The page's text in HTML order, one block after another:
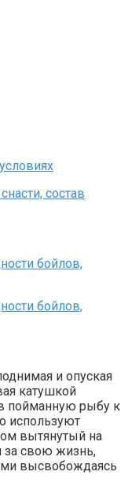
и опуская
катушкой
пойманную рыбу к
используют
вытянутый на
за свою жизнь,
высвобождаясь